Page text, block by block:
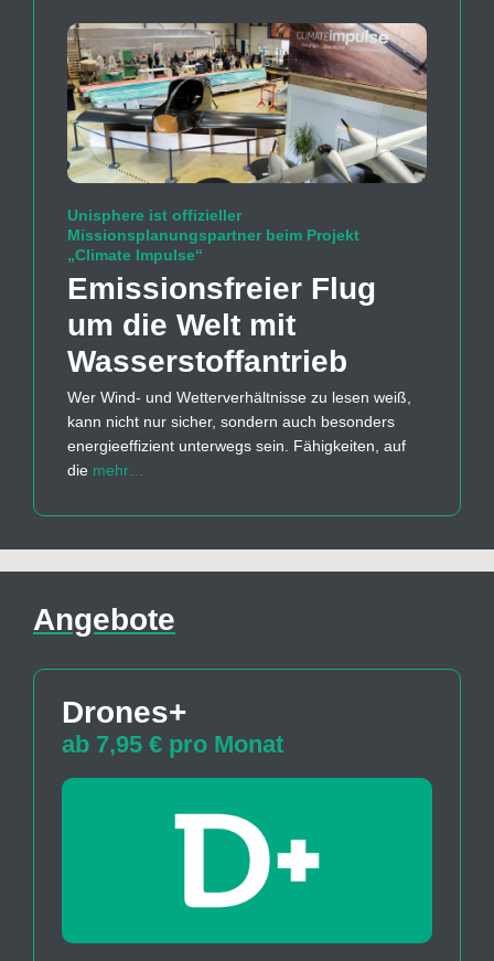
Unisphere ist offizieller
Missionsplanungspartner beim Projekt
„Climate Impulse“
Emissions­freier Flug
um die Welt mit
Wasserstoff­antrieb
Wer Wind- und Wetterverhältnisse zu lesen weiß,
kann nicht nur sicher, sondern auch besonders
energieeffizient unterwegs sein. Fähigkeiten, auf
die mehr…
Angebote
Drones+
ab 7,95 € pro Monat